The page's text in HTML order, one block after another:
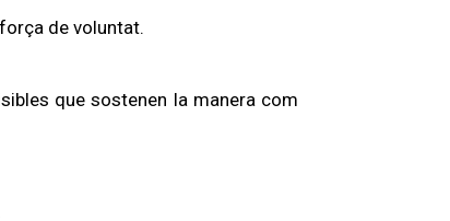
de voluntat.
que sostenen la manera com